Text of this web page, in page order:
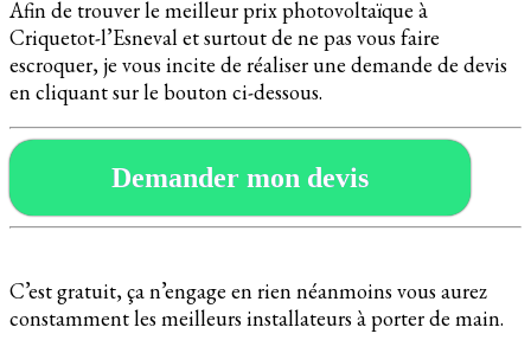
Afin de trouver le meilleur prix photovoltaïque à
Criquetot-l’Esneval et surtout de ne pas vous faire
escroquer, je vous incite de réaliser une demande de devis
en cliquant sur le bouton ci-dessous.
Demander mon devis
C’est gratuit, ça n’engage en rien néanmoins vous aurez
constamment les meilleurs installateurs à porter de main.